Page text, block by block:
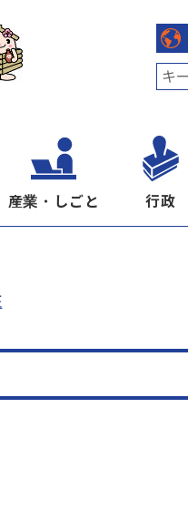
産業・しごと 行政